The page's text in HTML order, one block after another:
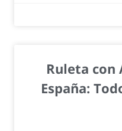
Ruleta con
España: